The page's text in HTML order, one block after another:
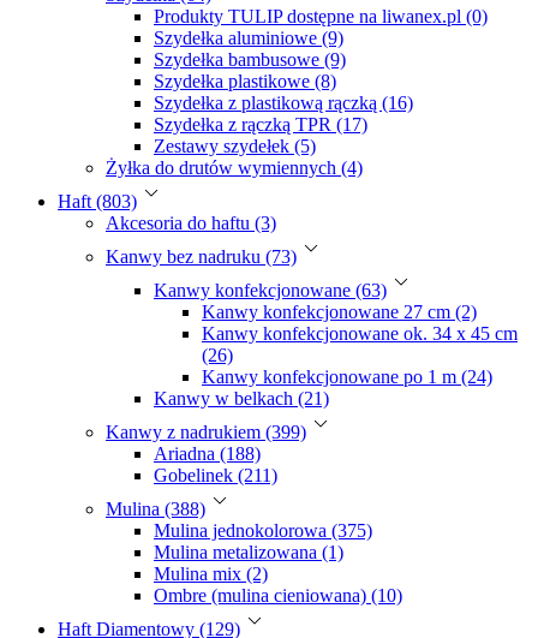
Produkty TULIP dostępne na liwanex.pl (0)
Szydełka aluminiowe (9)
Szydełka bambusowe (9)
Szydełka plastikowe (8)
Szydełka z plastikową rączką (16)
Szydełka z rączką TPR (17)
Zestawy szydełek (5)
Żyłka do drutów wymiennych (4)
Haft (803)
Akcesoria do haftu (3)
Kanwy bez nadruku (73)
Kanwy konfekcjonowane (63)
Kanwy konfekcjonowane 27 cm (2)
Kanwy konfekcjonowane ok. 34 x 45 cm
(26)
Kanwy konfekcjonowane po 1 m (24)
Kanwy w belkach (21)
Kanwy z nadrukiem (399)
Ariadna (188)
Gobelinek (211)
Mulina (388)
Mulina jednokolorowa (375)
Mulina metalizowana (1)
Mulina mix (2)
Ombre (mulina cieniowana) (10)
Haft Diamentowy (129)